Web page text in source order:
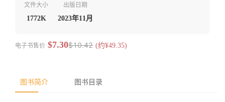
文件大小
1772K
出版日期
2023年11月
电子书售价 $7.30$10.42 (约¥49.35)
图书简介 图书目录